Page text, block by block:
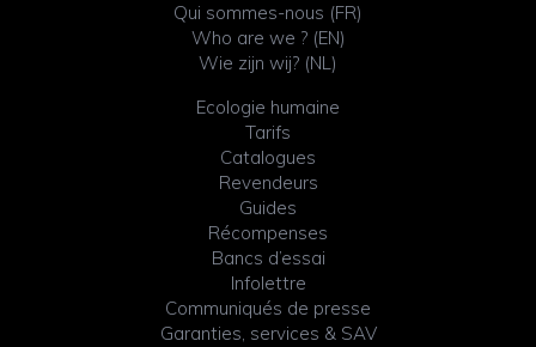
Qui sommes-nous (FR)
Who are we ? (EN)
Wie zijn wij? (NL)
Ecologie humaine
Tarifs
Catalogues
Revendeurs
Guides
Récompenses
Bancs d’essai
Infolettre
Communiqués de presse
Garanties, services & SAV